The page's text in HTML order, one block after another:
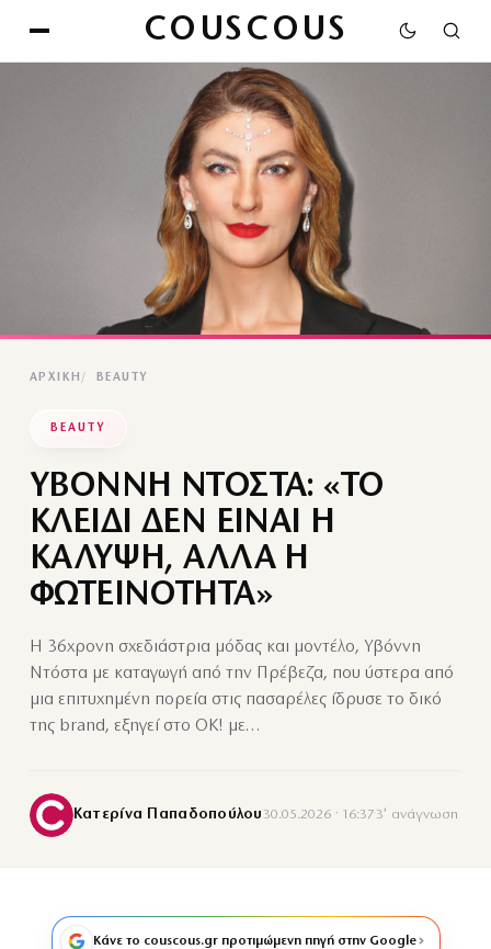
COUSCOUS
ΑΡΧΙΚΉ BEAUTY
BEAUTY
ΥΒΟΝΝΗ ΝΤΟΣΤΑ: «ΤΟ
ΚΛΕΙΔΙ ΔΕΝ ΕΙΝΑΙ Η
ΚΑΛΥΨΗ, ΑΛΛΑ Η
ΦΩΤΕΙΝΟΤΗΤΑ»
Η 36χρονη σχεδιάστρια μόδας και μοντέλο, Υβόννη
Ντόστα με καταγωγή από την Πρέβεζα, που ύστερα από
μια επιτυχημένη πορεία στις πασαρέλες ίδρυσε το δικό
της brand, εξηγεί στο OK! με…
Κατερίνα Παπαδοπούλου 30.05.2026 · 16:37·3′ ανάγνωση
Κάνε το couscous.gr προτιμώμενη πηγή στην Google